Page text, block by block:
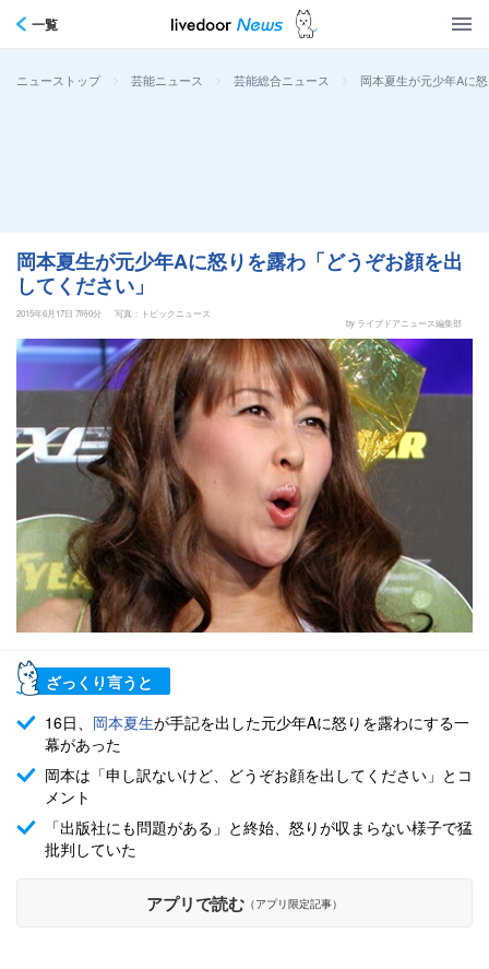
一覧
ニューストップ > 芸能ニュース > 芸能総合ニュース > 岡本夏生が元少年Aに
岡本夏生が元少年Aに怒りを露わ「どうぞお顔を出
してください」
2015年6月17日 7時0分
写真：トピックニュース
by ライブドアニュース編集部
ざっくり言うと
16日、 岡本夏生が手記を出した元少年Aに怒りを露わにする一
幕があった
岡本は「申し訳ないけど、どうぞお顔を出してください」とコ
メント
「出版社にも問題がある」と終始、怒りが収まらない様子で猛
批判していた
アプリで読む （アプリ限定記事）